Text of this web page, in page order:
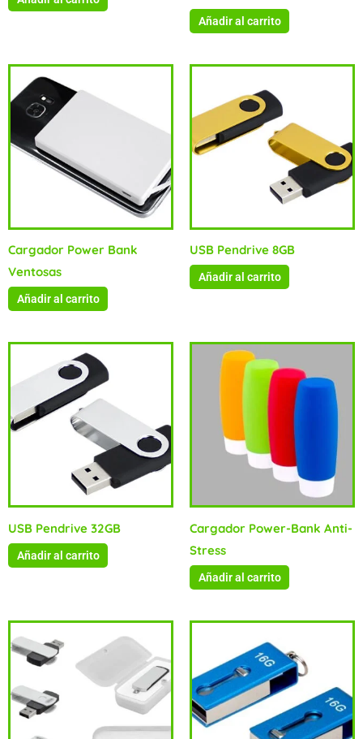
Añadir al carrito
Cargador Power Bank
Ventosas
Añadir al carrito
USB Pendrive 8GB
Añadir al carrito
USB Pendrive 32GB
Añadir al carrito
Cargador Power-Bank Anti-
Stress
Añadir al carrito